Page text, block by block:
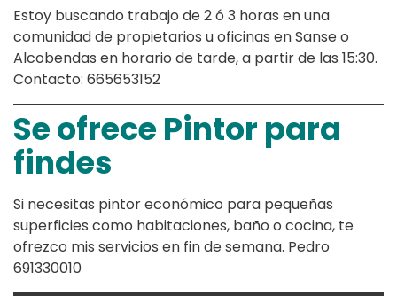
Estoy buscando trabajo de 2 ó 3 horas en una
comunidad de propietarios u oficinas en Sanse o
Alcobendas en horario de tarde, a partir de las 15:30.
Contacto: 665653152
Se ofrece Pintor para
findes
Si necesitas pintor económico para pequeñas
superficies como habitaciones, baño o cocina, te
ofrezco mis servicios en fin de semana. Pedro
691330010